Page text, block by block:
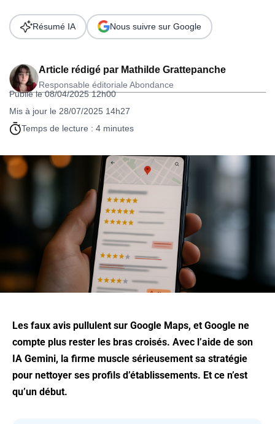
Article rédigé par Mathilde Grattepanche
Responsable éditoriale Abondance
Publié le 08/04/2025 12h00
Mis à jour le 28/07/2025 14h27
Temps de lecture : 4 minutes
Résumé IA Nous suivre sur Google
Les faux avis pullulent sur Google Maps, et Google ne
compte plus rester les bras croisés. Avec l’aide de son
IA Gemini, la firme muscle sérieusement sa stratégie
pour nettoyer ses profils d’établissements. Et ce n’est
qu’un début.